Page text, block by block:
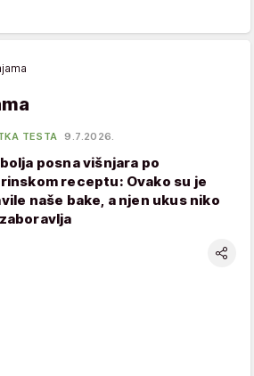
TESTA 9.7.2026.
posna višnjara po
receptu: Ovako su je
naše bake, a njen ukus niko